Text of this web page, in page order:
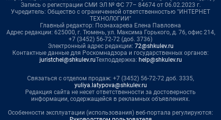
Запись о регистрации СМИ ЭЛ № ФС 77– 84674 от 06.02.2023 г.
Учредитель: Общество с ограниченной ответственностью "ИНТЕРНЕТ
ТЕХНОЛОГИИ"
Главный редактор: Познахарева Елена Павловна
Адрес редакции: 625000, г. Тюмень, ул. Максима Горького, д. 76, офис 214,
+7 (3452) 56-72-72 (доб. 3736)
Электронный адрес редакции: 72@shkulev.ru
Контактные данные для Роскомнадзора и государственных органов:
juristchel@shkulev.ruТехподдержка: help@shkulev.ru
Связаться с отделом продаж: +7 (3452) 56-72-72 доб. 3335,
yuliya.latypova@shkulev.ru
Редакция сайта не несет ответственности за достоверность
информации, содержащейся в рекламных объявлениях.
Особенности эксплуатации (использования) веб-портала регулируются: